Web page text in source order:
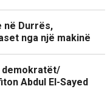
në Durrës,
nga një makinë
demokratët/
Abdul El-Sayed